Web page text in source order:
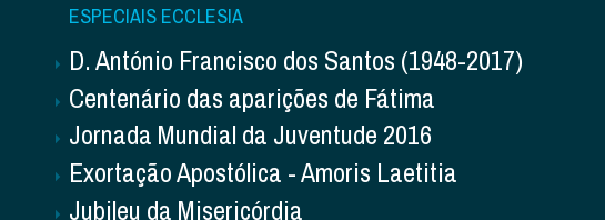
ESPECIAIS ECCLESIA
D. António Francisco dos Santos (1948-2017)
Centenário das aparições de Fátima
Jornada Mundial da Juventude 2016
Exortação Apostólica - Amoris Laetitia
Jubileu da Misericórdia